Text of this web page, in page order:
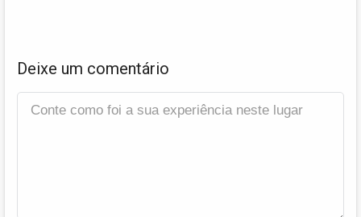
Deixe um comentário